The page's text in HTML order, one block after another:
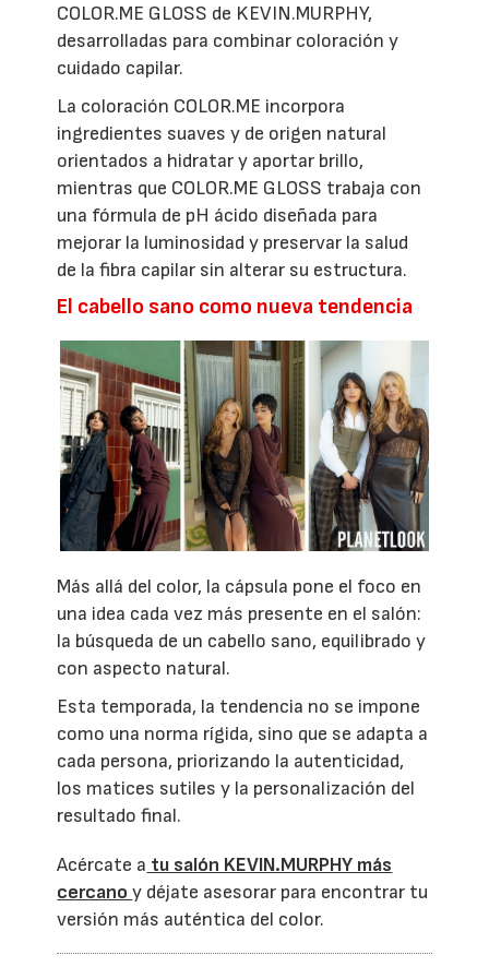
COLOR.ME GLOSS de KEVIN.MURPHY,
desarrolladas para combinar coloración y
cuidado capilar.
La coloración COLOR.ME incorpora
ingredientes suaves y de origen natural
orientados a hidratar y aportar brillo,
mientras que COLOR.ME GLOSS trabaja con
una fórmula de pH ácido diseñada para
mejorar la luminosidad y preservar la salud
de la fibra capilar sin alterar su estructura.
El cabello sano como nueva tendencia
Más allá del color, la cápsula pone el foco en
una idea cada vez más presente en el salón:
la búsqueda de un cabello sano, equilibrado y
con aspecto natural.
Esta temporada, la tendencia no se impone
como una norma rígida, sino que se adapta a
cada persona, priorizando la autenticidad,
los matices sutiles y la personalización del
resultado final.
Acércate a tu salón KEVIN.MURPHY más
cercanoy déjate asesorar para encontrar tu
versión más auténtica del color.